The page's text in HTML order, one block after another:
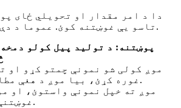
تاسو یې غوښتنه کوئ. عموما د دې لپاره 5-15 ورځې.
پوښتنه: د تولید پیل کولو
غوره کړئ، بیا موږ د هغې مطابق کیفیت جوړوو.
موږ ته خپل نمونې واستوئ، او
غوښتنې سره سم جوړ کړو.